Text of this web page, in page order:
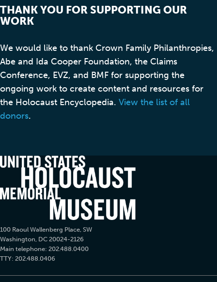
THANK YOU FOR SUPPORTING OUR
WORK
We would like to thank Crown Family Philanthropies,
Abe and Ida Cooper Foundation, the Claims
Conference, EVZ, and BMF for supporting the
ongoing work to create content and resources for
the Holocaust Encyclopedia. View the list of all
donors.
100 Raoul Wallenberg Place, SW
Washington, DC 20024-2126
Main telephone: 202.488.0400
TTY: 202.488.0406